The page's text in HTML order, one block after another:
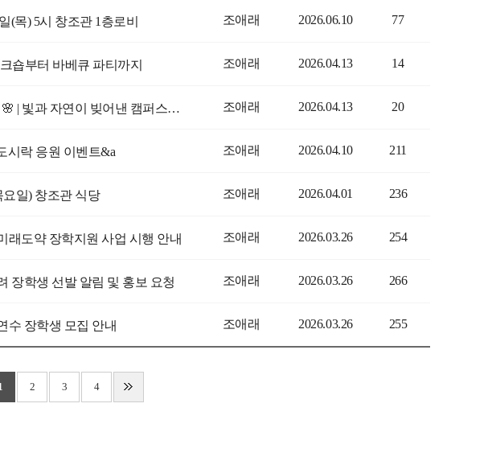
(목) 5시 창조관 1층로비 조애래 2026.06.10 77
숍부터 바베큐 파티까지 조애래 2026.04.13 14
[백석문화대 실내건축디자인과] 벚꽃 너머의 시작 🌸 | 빛과 자연이 빚어낸 캠퍼스의 봄 조애래 2026.04.13 20
시락 응원 이벤트&a 조애래 2026.04.10 211
요일) 창조관 식당 조애래 2026.04.01 236
래도약 장학지원 사업 시행 안내 조애래 2026.03.26 254
장학생 선발 알림 및 홍보 요청 조애래 2026.03.26 266
수 장학생 모집 안내 조애래 2026.03.26 255
2 3 4